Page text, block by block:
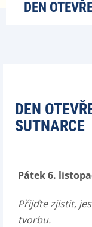
DEN
DEN
SUTNARCE
Pátek6.
Přijďte zjistit,
tvorbu.